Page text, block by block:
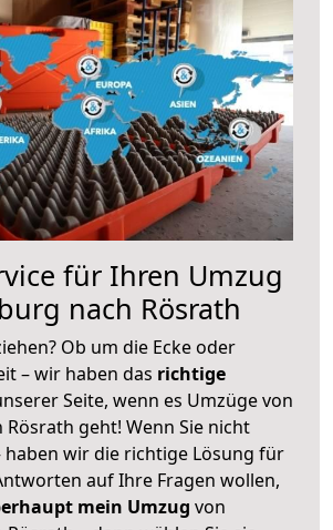
für Ihren Umzug
nach Rösrath
Ob um die Ecke oder
– wir haben das richtige
Seite, wenn es Umzüge von
geht! Wenn Sie nicht
haben wir die richtige Lösung für
auf Ihre Fragen wollen,
mein Umzug von